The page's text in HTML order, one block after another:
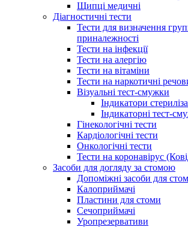
Щипці медичні
Діагностичні тести
Тести для визначення
приналежності
Тести на інфекції
Тести на алергію
Тести на вітаміни
Тести на наркотичні
Візуальні тест-смужки
Індикатори
Індикаторні тест-
Гінекологічні тести
Кардіологічні тести
Онкологічні тести
Тести на коронавірус
Засоби для догляду за стомою
Допоміжні засоби для
Калоприймачі
Пластини для стоми
Сечоприймачі
Уропрезервативи